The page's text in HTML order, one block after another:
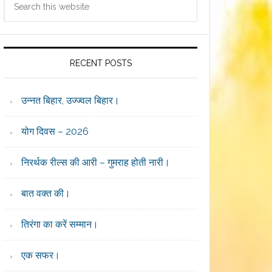
Sidebar
RECENT POSTS
उन्नत बिहार, उज्ज्वल बिहार।
योग दिवस – 2026
निरर्थक रील्स की आरी – गुमराह होती नारी।
बात वक्त की।
तिरंगा का करें सम्मान।
एक सफर।